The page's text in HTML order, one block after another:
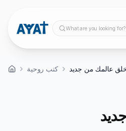
What are you looking for?
كتب روحية عالمك من جديد